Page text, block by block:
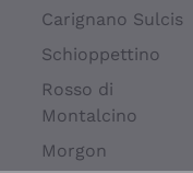
Carignano Sulcis
Schioppettino
Rosso di
Montalcino
Morgon